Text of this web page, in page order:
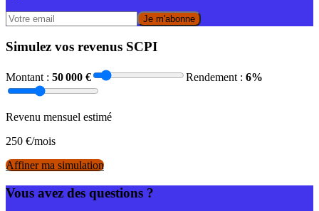
Je m'abonne
Simulez vos revenus SCPI
Montant : 50 000 € Rendement : 6%
Revenu mensuel estimé
250 €/mois
Affiner ma simulation
Vous avez des questions ?